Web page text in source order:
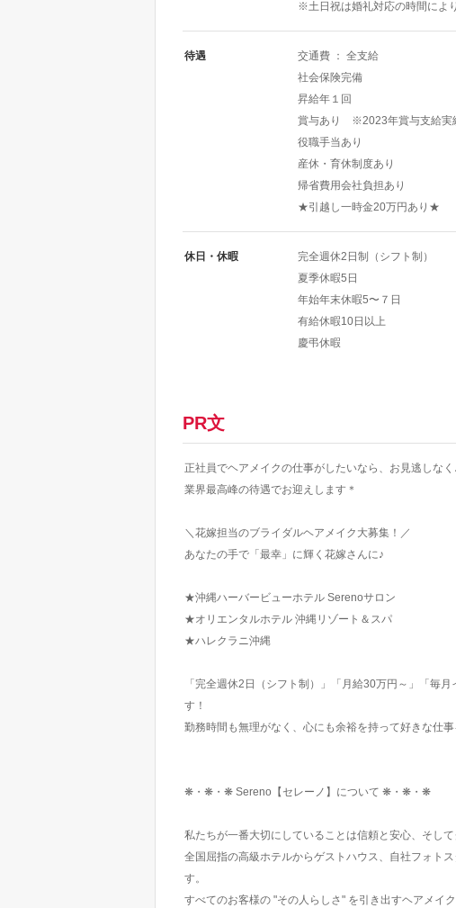
※土日祝は婚礼対応の時間によ
待遇
交通費 ： 全支給
社会保険完備
昇給年１回
賞与あり ※2023年賞与支給実
役職手当あり
産休・育休制度あり
帰省費用会社負担あり
★引越し一時金20万円あり★
休日・休暇
完全週休2日制（シフト制）
夏季休暇5日
年始年末休暇5〜７日
有給休暇10日以上
慶弔休暇
PR文
正社員でヘアメイクの仕事がしたいなら、お見逃しなく
業界最高峰の待遇でお迎えします＊
＼花嫁担当のブライダルヘアメイク大募集！／
あなたの手で「最幸」に輝く花嫁さんに♪
★沖縄ハーバービューホテル Serenoサロン
★オリエンタルホテル 沖縄リゾート＆スパ
★ハレクラニ沖縄
「完全週休2日（シフト制）」「月給30万円～」「毎
す！
勤務時間も無理がなく、心にも余裕を持って好きな仕
❋・❋・❋ Sereno【セレーノ】について ❋・❋・❋
私たちが一番大切にしていることは信頼と安心、そして
全国屈指の高級ホテルからゲストハウス、自社フォト
す。
すべてのお客様の "その人らしさ" を引き出すヘアメイ